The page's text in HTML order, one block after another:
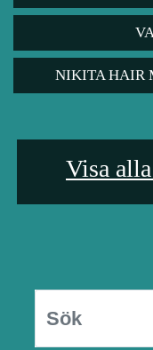
NIKITA HAIR
Visa